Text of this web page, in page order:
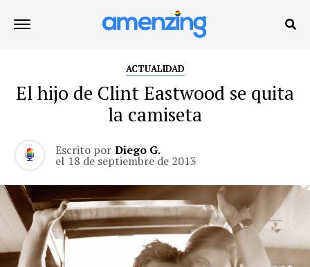
ACTUALIDAD
El hijo de Clint Eastwood se quita
la camiseta
Escrito por Diego G.
el 18 de septiembre de 2013